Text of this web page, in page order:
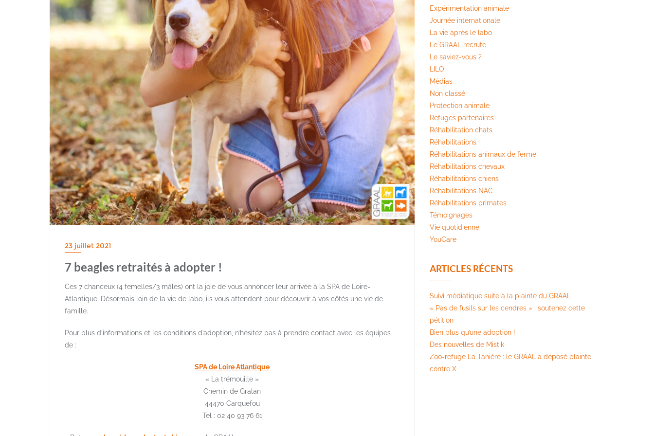
23 juillet 2021
7 beagles retraités à adopter !
Ces 7 chanceux (4 femelles/3 mâles) ont la joie de vous annoncer leur arrivée à la SPA de Loire-
Atlantique. Désormais loin de la vie de labo, ils vous attendent pour découvrir à vos côtés une vie de
famille.
Pour plus d’informations et les conditions d’adoption, n’hésitez pas à prendre contact avec les équipes
de :
SPA de Loire Atlantique
« La trémouille »
Chemin de Gralan
44470 Carquefou
Tel : 02 40 93 76 61
Expérimentation animale
Journée internationale
La vie après le labo
Le GRAAL recrute
Le saviez-vous ?
LILO
Médias
Non classé
Protection animale
Refuges partenaires
Réhabilitation chats
Réhabilitations
Réhabilitations animaux de ferme
Réhabilitations chevaux
Réhabilitations chiens
Réhabilitations NAC
Réhabilitations primates
Témoignages
Vie quotidienne
YouCare
ARTICLES RÉCENTS
Suivi médiatique suite à la plainte du GRAAL
« Pas de fusils sur les cendres » : soutenez cette
pétition​
Bien plus qu’une adoption !
Des nouvelles de Mistik
Zoo-refuge La Tanière : le GRAAL a déposé plainte
contre X